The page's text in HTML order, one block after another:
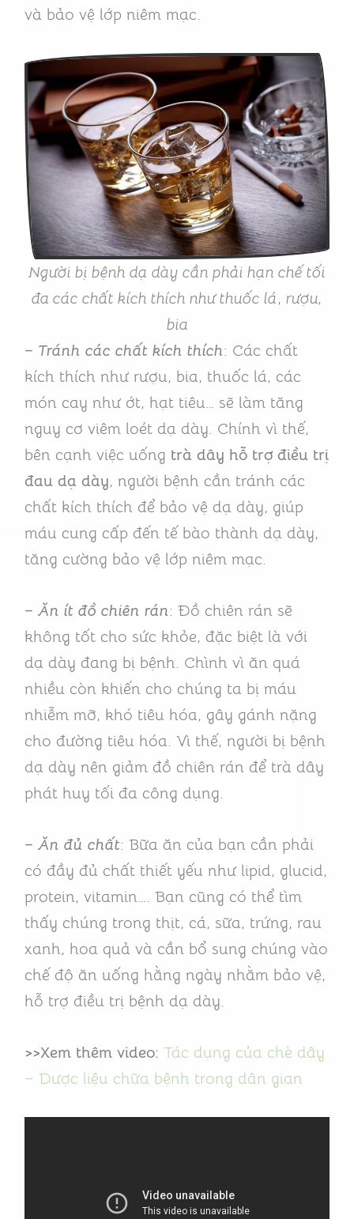
và bảo vệ lớp niêm mạc.
Người bị bệnh dạ dày cần phải hạn chế tối
đa các chất kích thích như thuốc lá, rượu,
bia
– Tránh các chất kích thích: Các chất
kích thích như rượu, bia, thuốc lá, các
món cay như ớt, hạt tiêu… sẽ làm tăng
nguy cơ viêm loét dạ dày. Chính vì thế,
bên cạnh việc uống trà dây hỗ trợ điều trị
đau dạ dày, người bệnh cần tránh các
chất kích thích để bảo vệ dạ dày, giúp
máu cung cấp đến tế bào thành dạ dày,
tăng cường bảo vệ lớp niêm mạc.
– Ăn ít đồ chiên rán: Đồ chiên rán sẽ
không tốt cho sức khỏe, đặc biệt là với
dạ dày đang bị bệnh. Chình vì ăn quá
nhiều còn khiến cho chúng ta bị máu
nhiễm mỡ, khó tiêu hóa, gây gánh nặng
cho đường tiêu hóa. Vì thế, người bị bệnh
dạ dày nên giảm đồ chiên rán để trà dây
phát huy tối đa công dụng.
– Ăn đủ chất: Bữa ăn của bạn cần phải
có đầy đủ chất thiết yếu như lipid, glucid,
protein, vitamin…. Bạn cũng có thể tìm
thấy chúng trong thịt, cá, sữa, trứng, rau
xanh, hoa quả và cần bổ sung chúng vào
chế độ ăn uống hằng ngày nhằm bảo vệ,
hỗ trợ điều trị bệnh dạ dày.
>>Xem thêm video: Tác dụng của chè dây
– Dược liệu chữa bệnh trong dân gian